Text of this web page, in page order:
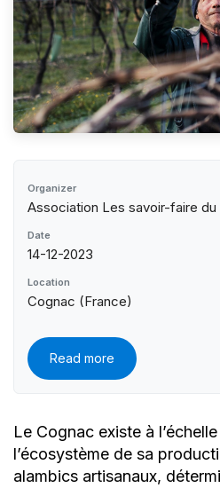
Organizer
Association Les savoir-faire du
Date
14-12-2023
Location
Cognac (France)
Read more
Le Cognac existe à
l’écosystème de sa
alambics artisanaux,